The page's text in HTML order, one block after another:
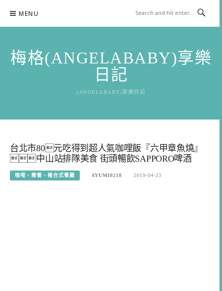
content
MENU
梅格(ANGELABABY)享樂
日記
(ANGELABABY)享樂日記
台北市80元吃得到超人氣咖哩飯『六甲章魚燒』
中山站排隊美食 街頭暢飲SAPPORO啤酒
咖哩、簡餐、複合式餐廳 AYUMI0218 2019-04-23